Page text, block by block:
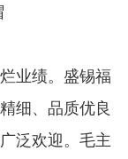
业绩。盛锡福
细、品质优良
泛欢迎。毛主